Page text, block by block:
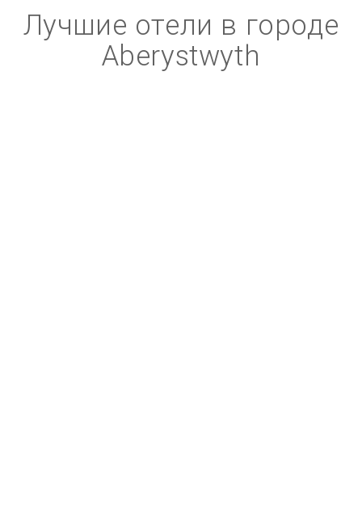
Лучшие отели в городе
Aberystwyth